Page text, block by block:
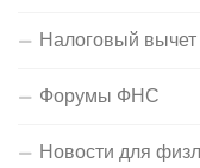
Налоговый
Форумы ФНС
Новости для